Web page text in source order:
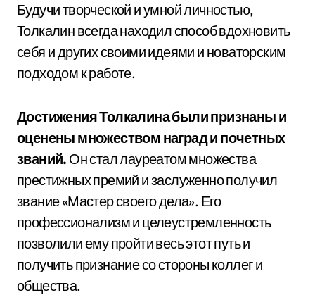
Будучи творческой и умной личностью,
Толкалин всегда находил способ вдохновить
себя и других своими идеями и новаторским
подходом к работе.
Достижения Толкалина были признаны и
оценены множеством наград и почетных
званий. Он стал лауреатом множества
престижных премий и заслуженно получил
звание «Мастер своего дела». Его
профессионализм и целеустремленность
позволили ему пройти весь этот путь и
получить признание со стороны коллег и
общества.